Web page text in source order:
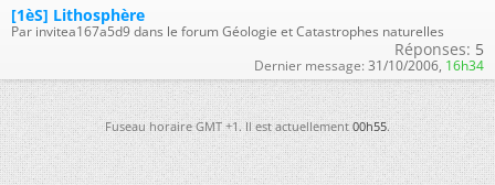
[1èS] Lithosphère
Par invitea167a5d9 dans le forum Géologie et Catastrophes naturelles
Réponses: 5
Dernier message: 31/10/2006, 16h34
Fuseau horaire GMT +1. Il est actuellement00h55.